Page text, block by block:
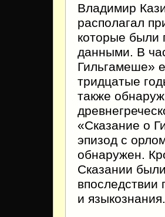
Владимир
располагал
которые были
данными. В
Гильгамеше»
тридцатые
также
«Сказание о
эпизод с
обнаружен.
Сказании
впоследствии
и языкознания.